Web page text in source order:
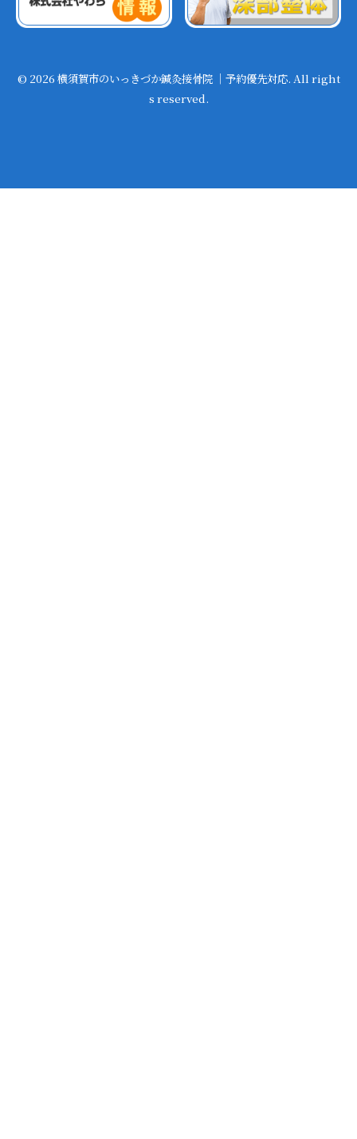
© 2026 横須賀市のいっきづか鍼灸接骨院 ｜予約優先対応. All right
s reserved.